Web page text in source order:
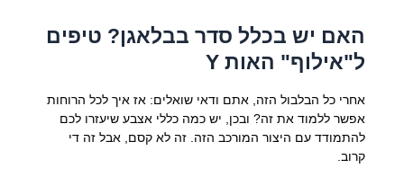
האם יש בכלל סדר בבלאגן? טיפים
ל"אילוף" האות Y
אחרי כל הבלבול הזה, אתם ודאי שואלים: אז איך לכל הרוחות
אפשר ללמוד את זה? ובכן, יש כמה כללי אצבע שיעזרו לכם
להתמודד עם היצור המורכב הזה. זה לא קסם, אבל זה די
קרוב.